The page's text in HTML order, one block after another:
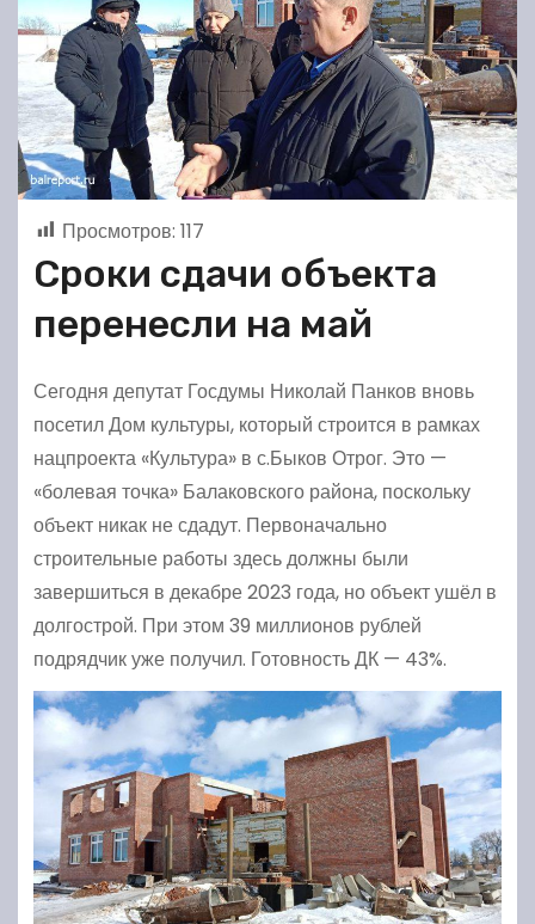
Просмотров: 117
Сроки сдачи объекта
перенесли на май
Сегодня депутат Госдумы Николай Панков вновь
посетил Дом культуры, который строится в рамках
нацпроекта «Культура» в с.Быков Отрог. Это —
«болевая точка» Балаковского района, поскольку
объект никак не сдадут. Первоначально
строительные работы здесь должны были
завершиться в декабре 2023 года, но объект ушёл в
долгострой. При этом 39 миллионов рублей
подрядчик уже получил. Готовность ДК — 43%.